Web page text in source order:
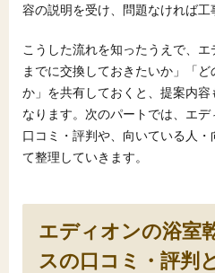
容の説明を受け、問題なければ工
こうした流れを知ったうえで、
までに交換しておきたいか」「
か」を共有しておくと、提案内容
なります。次のパートでは、エ
口コミ・評判や、向いている人
て整理していきます。
エディオンの浴室
スの口コミ・評判